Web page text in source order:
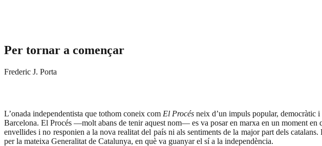
Per tornar a començar
Frederic J. Porta
L’onada independentista que tothom coneix com El Procés neix d’un impuls popular, democràtic
Barcelona. El Procés —molt abans de tenir aquest nom— es va posar en marxa en un moment en
envellides i no responien a la nova realitat del país ni als sentiments de la major part dels
per la mateixa Generalitat de Catalunya, en què va guanyar el sí a la independència.